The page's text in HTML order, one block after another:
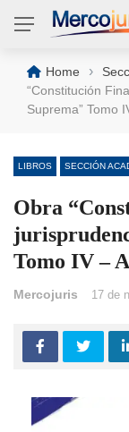
Home ›
“Constitución
Suprema” Tomo
LIBROS SECCIÓN
Obra
Tomo IV –
Mercojuris 17 de